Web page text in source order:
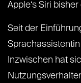
Apple‘s Siri
Seit der
Inzwischen hat